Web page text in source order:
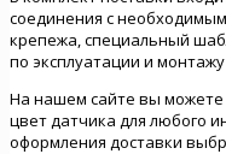
соединения с
крепежа, специальный
по эксплуатации и
На нашем сайте вы
цвет датчика для любого
оформления доставки